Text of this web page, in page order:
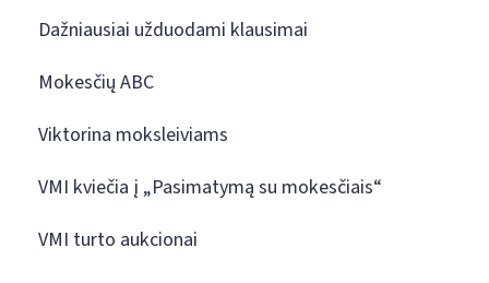
Dažniausiai užduodami klausimai
Mokesčių ABC
Viktorina moksleiviams
VMI kviečia į „Pasimatymą su mokesčiais“
VMI turto aukcionai